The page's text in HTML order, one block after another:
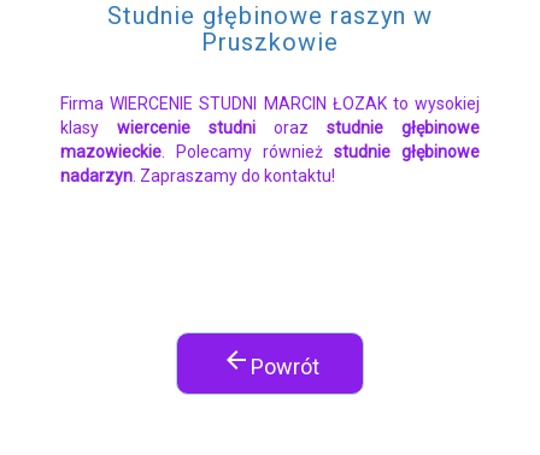
Studnie głębinowe raszyn w
Pruszkowie
Firma WIERCENIE STUDNI MARCIN ŁOZAK to wysokiej
klasy wiercenie studni oraz studnie głębinowe
mazowieckie . Polecamy również studnie głębinowe
nadarzyn . Zapraszamy do kontaktu!
arrow_back Powrót